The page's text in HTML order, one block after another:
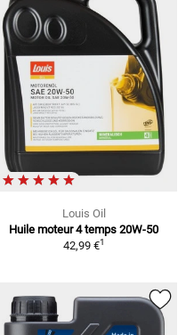
Louis Oil
Huile moteur 4 temps 20W-50
42,99 €1